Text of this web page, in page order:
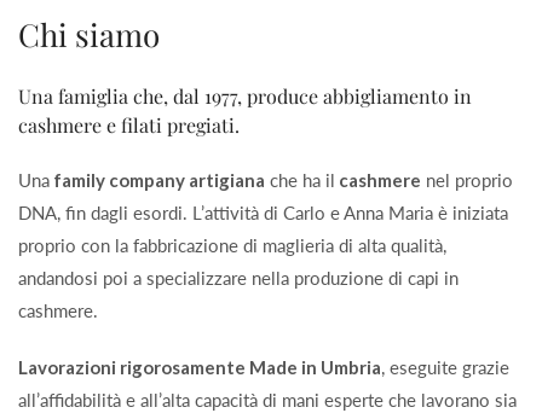
Chi siamo
Una famiglia che, dal 1977, produce abbigliamento in
cashmere e filati pregiati.
Una family company artigiana che ha il cashmere nel proprio
DNA, fin dagli esordi. L’attività di Carlo e Anna Maria è iniziata
proprio con la fabbricazione di maglieria di alta qualità,
andandosi poi a specializzare nella produzione di capi in
cashmere.
Lavorazioni rigorosamente Made in Umbria, eseguite grazie
all’affidabilità e all’alta capacità di mani esperte che lavorano sia